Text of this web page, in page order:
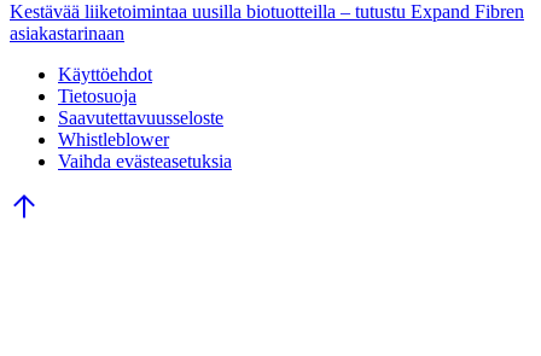
Kestävää liiketoimintaa uusilla biotuotteilla – tutustu Expand Fibren
asiakastarinaan
Käyttöehdot
Tietosuoja
Saavutettavuusseloste
Whistleblower
Vaihda evästeasetuksia